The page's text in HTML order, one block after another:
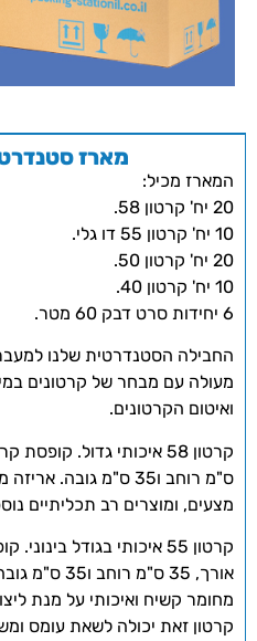
מארז סטנדרט ל-4
המארז מכיל:
20 יח' קרטון 58.
10 יח' קרטון 55 דו גלי.
20 יח' קרטון 50.
10 יח' קרטון 40.
6 יחידות סרט דבק 60 מטר.
החבילה הסטנדרטית שלנו
מעולה עם מבחר של קרטונים
ואיטום הקרטונים.
ס"מ רוחב ו35 ס"מ
מצעים, ומוצרים רב תכליתיים
אורך, 35 ס"מ
מחומר קשיח ואיכותי על מנת
קרטון זאת יכולה לשאת עומס